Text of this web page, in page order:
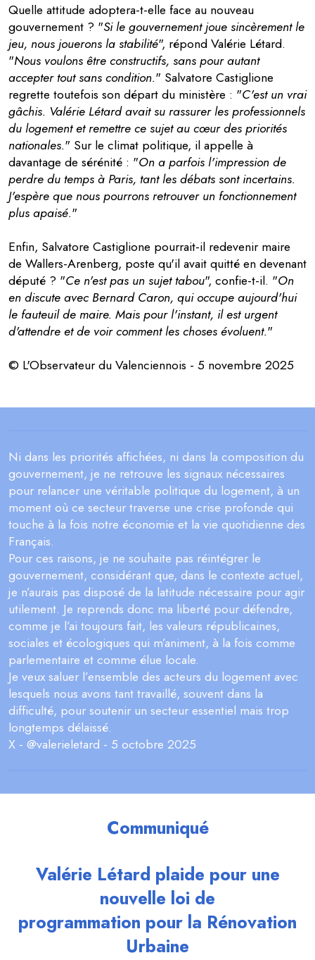
Quelle attitude adoptera-t-elle face au nouveau
gouvernement ? "Si le gouvernement joue sincèrement le
jeu, nous jouerons la stabilité", répond Valérie Létard.
"Nous voulons être constructifs, sans pour autant
accepter tout sans condition." Salvatore Castiglione
regrette toutefois son départ du ministère : "C'est un vrai
gâchis. Valérie Létard avait su rassurer les professionnels
du logement et remettre ce sujet au cœur des priorités
nationales." Sur le climat politique, il appelle à
davantage de sérénité : "On a parfois l'impression de
perdre du temps à Paris, tant les débats sont incertains.
J'espère que nous pourrons retrouver un fonctionnement
plus apaisé."
Enfin, Salvatore Castiglione pourrait-il redevenir maire
de Wallers-Arenberg, poste qu'il avait quitté en devenant
député ? "Ce n'est pas un sujet tabou", confie-t-il. "On
en discute avec Bernard Caron, qui occupe aujourd'hui
le fauteuil de maire. Mais pour l'instant, il est urgent
d'attendre et de voir comment les choses évoluent."
© L'Observateur du Valenciennois - 5 novembre 2025
Ni dans les priorités affichées, ni dans la composition du
gouvernement, je ne retrouve les signaux nécessaires
pour relancer une véritable politique du logement, à un
moment où ce secteur traverse une crise profonde qui
touche à la fois notre économie et la vie quotidienne des
Français.
Pour ces raisons, je ne souhaite pas réintégrer le
gouvernement, considérant que, dans le contexte actuel,
je n’aurais pas disposé de la latitude nécessaire pour agir
utilement. Je reprends donc ma liberté pour défendre,
comme je l’ai toujours fait, les valeurs républicaines,
sociales et écologiques qui m’animent, à la fois comme
parlementaire et comme élue locale.
Je veux saluer l’ensemble des acteurs du logement avec
lesquels nous avons tant travaillé, souvent dans la
difficulté, pour soutenir un secteur essentiel mais trop
longtemps délaissé.
X - @valerieletard - 5 octobre 2025
Communiqué
Valérie Létard plaide pour une
nouvelle loi de
programmation pour la Rénovation
Urbaine